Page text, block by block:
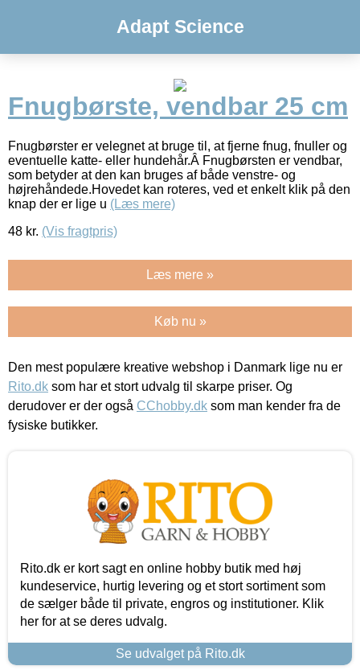
Adapt Science
Fnugbørste, vendbar 25 cm
Fnugbørster er velegnet at bruge til, at fjerne fnug, fnuller og
eventuelle katte- eller hundehår.Â Fnugbørsten er vendbar,
som betyder at den kan bruges af både venstre- og
højrehåndede.Hovedet kan roteres, ved et enkelt klik på den
knap der er lige u (Læs mere)
48 kr. (Vis fragtpris)
Læs mere »
Køb nu »
Den mest populære kreative webshop i Danmark lige nu er
Rito.dk som har et stort udvalg til skarpe priser. Og
derudover er der også CChobby.dk som man kender fra de
fysiske butikker.
Rito.dk er kort sagt en online hobby butik med høj
kundeservice, hurtig levering og et stort sortiment som
de sælger både til private, engros og institutioner. Klik
her for at se deres udvalg.
Se udvalget på Rito.dk